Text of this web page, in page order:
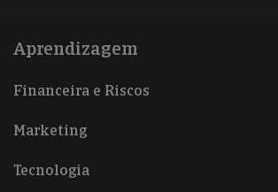
Aprendizagem
Financeira e Riscos
Marketing
Tecnologia